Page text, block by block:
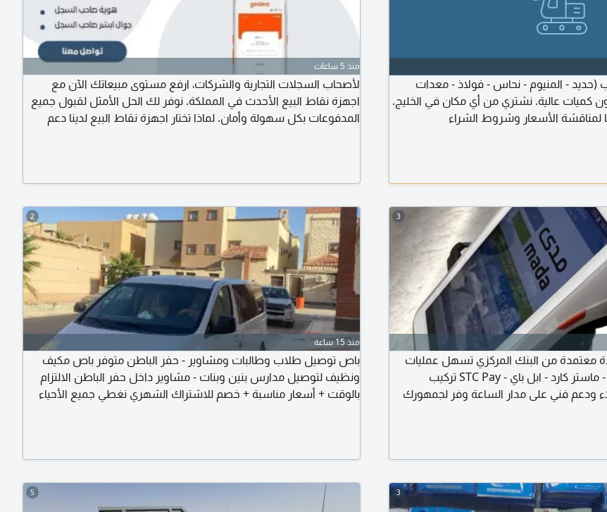
(حديد - المنيوم - نحاس - فولاذ - معدات
كميات عالية. نشتري من أي مكان في الخليج.
لمناقشة الأسعار وشروط الشراء
منذ 5 ساعات
لأصحاب السجلات التجارية والشركات، ارفع مستوى مبيعاتك الآن مع
اجهزة نقاط البيع الأحدث في المملكة. نوفر لك الحل الأمثل لقبول جميع
المدفوعات بكل سهولة وأمان. لماذا تختار اجهزة نقاط البيع لدينا دعم
3
معتمدة من البنك المركزي تسهل عمليات
الدفع لعملائك مدى - فيزا - ماستر كارد - ابل باي - STC Pay تركيب
ودعم فني على مدار الساعة وفر لجمهورك
2
منذ 15 ساعة
باص توصيل طلاب وطالبات ومشاوير - حفر الباطن متوفر باص مكيف
ونظيف لتوصيل مدارس بنين وبنات - مشاوير داخل حفر الباطن الالتزام
بالوقت + أسعار مناسبة + خصم للاشتراك الشهري نغطي جميع الأحياء
3
5